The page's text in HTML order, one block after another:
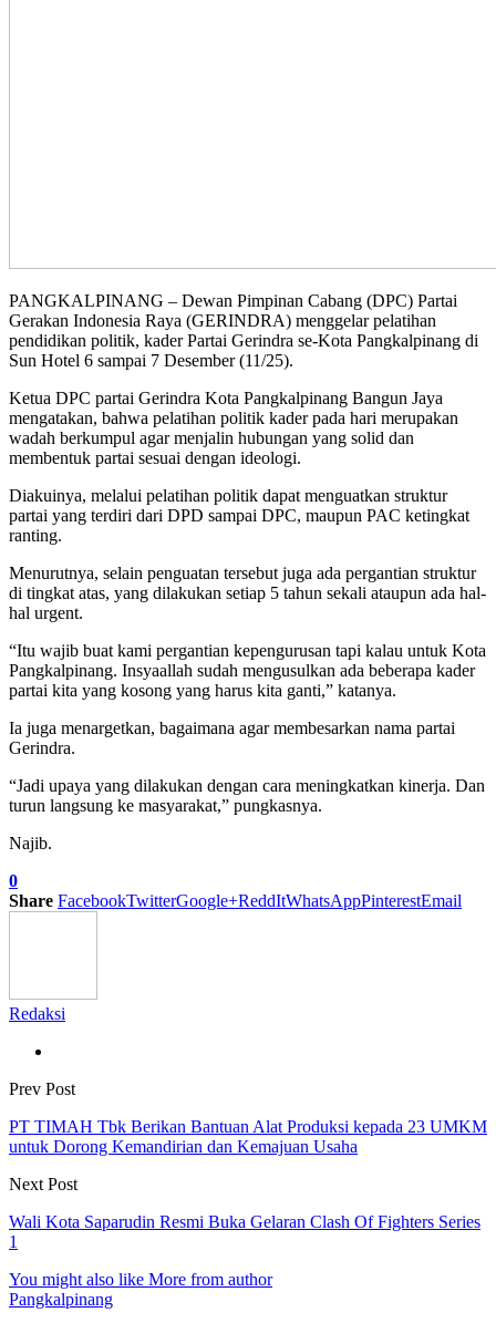
PANGKALPINANG – Dewan Pimpinan Cabang (DPC) Partai
Gerakan Indonesia Raya (GERINDRA) menggelar pelatihan
pendidikan politik, kader Partai Gerindra se-Kota Pangkalpinang di
Sun Hotel 6 sampai 7 Desember (11/25).
Ketua DPC partai Gerindra Kota Pangkalpinang Bangun Jaya
mengatakan, bahwa pelatihan politik kader pada hari merupakan
wadah berkumpul agar menjalin hubungan yang solid dan
membentuk partai sesuai dengan ideologi.
Diakuinya, melalui pelatihan politik dapat menguatkan struktur
partai yang terdiri dari DPD sampai DPC, maupun PAC ketingkat
ranting.
Menurutnya, selain penguatan tersebut juga ada pergantian struktur
di tingkat atas, yang dilakukan setiap 5 tahun sekali ataupun ada hal-
hal urgent.
“Itu wajib buat kami pergantian kepengurusan tapi kalau untuk Kota
Pangkalpinang. Insyaallah sudah mengusulkan ada beberapa kader
partai kita yang kosong yang harus kita ganti,” katanya.
Ia juga menargetkan, bagaimana agar membesarkan nama partai
Gerindra.
“Jadi upaya yang dilakukan dengan cara meningkatkan kinerja. Dan
turun langsung ke masyarakat,” pungkasnya.
Najib.
0
Share FacebookTwitterGoogle+ReddItWhatsAppPinterestEmail
Redaksi
Prev Post
PT TIMAH Tbk Berikan Bantuan Alat Produksi kepada 23 UMKM
untuk Dorong Kemandirian dan Kemajuan Usaha
Next Post
Wali Kota Saparudin Resmi Buka Gelaran Clash Of Fighters Series
1
You might also like More from author
Pangkalpinang